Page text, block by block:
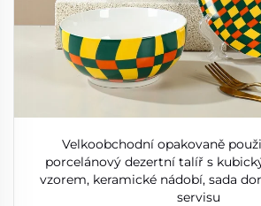
Velkoobchodní opakovaně
porcelánový dezertní talíř s
vzorem, keramické nádobí, sada
servisu